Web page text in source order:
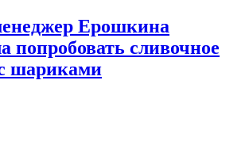
Ерошкина
попробовать сливочное
шариками